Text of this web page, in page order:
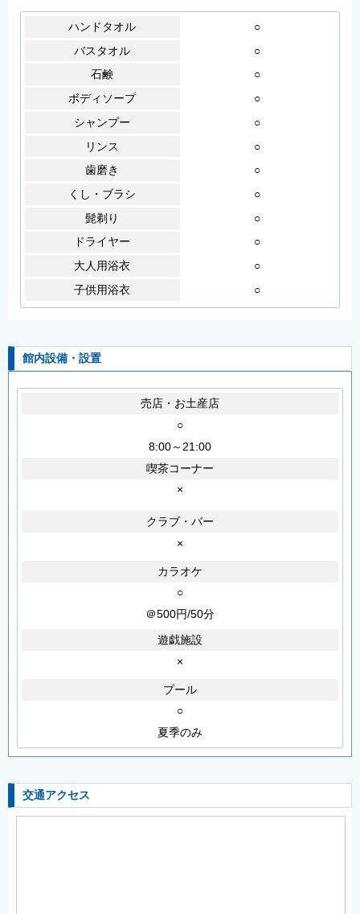
ハンドタオル
○
バスタオル
○
石鹸
○
ボディソープ
○
シャンプー
○
リンス
○
歯磨き
○
くし・ブラシ
○
髭剃り
○
ドライヤー
○
大人用浴衣
○
子供用浴衣
○
館内設備・設置
売店・お土産店
○
8:00～21:00
喫茶コーナー
×
クラブ・バー
×
カラオケ
○
＠500円/50分
遊戯施設
×
プール
○
夏季のみ
交通アクセス